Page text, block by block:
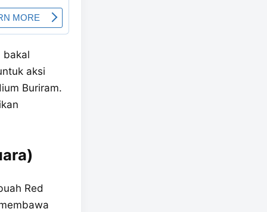
bakal
aksi
Buriram.
Red